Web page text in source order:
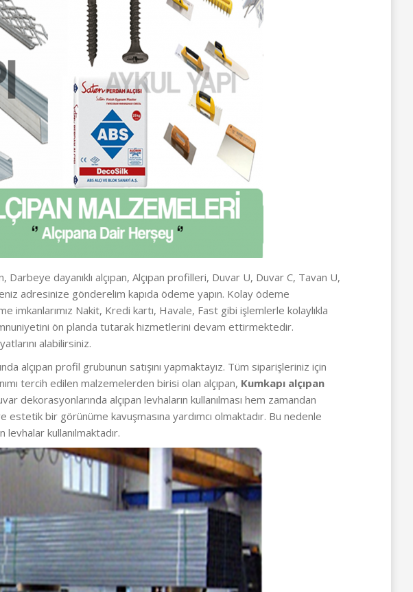
Darbeye dayanıklı alçıpan, Alçıpan profilleri, Duvar U, Duvar C, Tavan U,
adresinize gönderelim kapıda ödeme yapın. Kolay ödeme
Nakit, Kredi kartı, Havale, Fast gibi işlemlerle kolaylıkla
ön planda tutarak hizmetlerini devam ettirmektedir.
alabilirsiniz.
alçıpan profil grubunun satışını yapmaktayız. Tüm siparişleriniz için
tercih edilen malzemelerden birisi olan alçıpan, Kumkapı alçıpan
dekorasyonlarında alçıpan levhaların kullanılması hem zamandan
bir görünüme kavuşmasına yardımcı olmaktadır. Bu nedenle
kullanılmaktadır.